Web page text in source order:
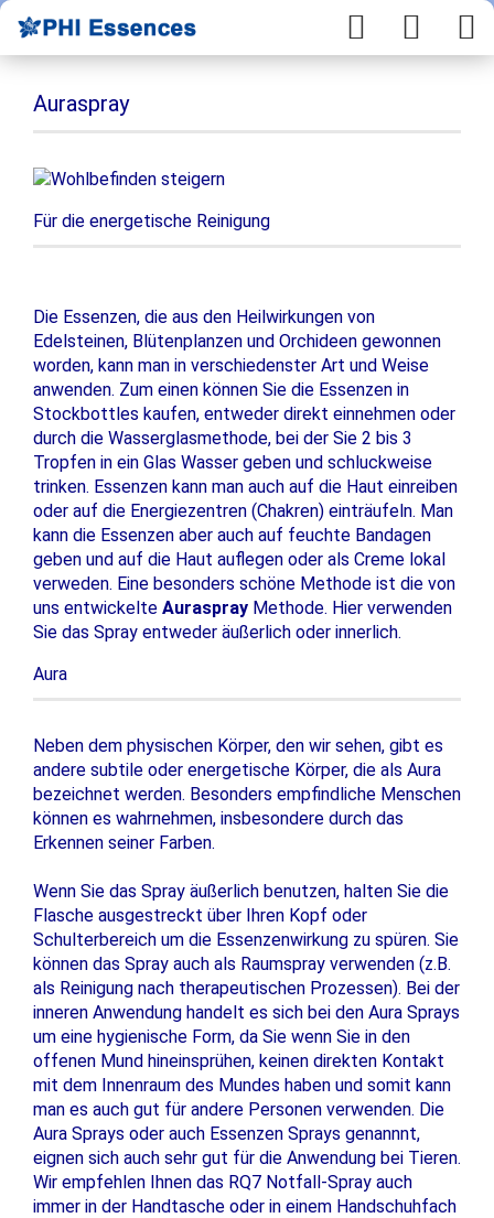
Auraspray
Für die energetische Reinigung
Die Essenzen, die aus den Heilwirkungen von
Edelsteinen, Blütenplanzen und Orchideen gewonnen
worden, kann man in verschiedenster Art und Weise
anwenden. Zum einen können Sie die Essenzen in
Stockbottles kaufen, entweder direkt einnehmen oder
durch die Wasserglasmethode, bei der Sie 2 bis 3
Tropfen in ein Glas Wasser geben und schluckweise
trinken. Essenzen kann man auch auf die Haut einreiben
oder auf die Energiezentren (Chakren) einträufeln. Man
kann die Essenzen aber auch auf feuchte Bandagen
geben und auf die Haut auflegen oder als Creme lokal
verweden. Eine besonders schöne Methode ist die von
uns entwickelte Auraspray Methode. Hier verwenden
Sie das Spray entweder äußerlich oder innerlich.
Aura
Neben dem physischen Körper, den wir sehen, gibt es
andere subtile oder energetische Körper, die als Aura
bezeichnet werden. Besonders empfindliche Menschen
können es wahrnehmen, insbesondere durch das
Erkennen seiner Farben.
Wenn Sie das Spray äußerlich benutzen, halten Sie die
Flasche ausgestreckt über Ihren Kopf oder
Schulterbereich um die Essenzenwirkung zu spüren. Sie
können das Spray auch als Raumspray verwenden (z.B.
als Reinigung nach therapeutischen Prozessen). Bei der
inneren Anwendung handelt es sich bei den Aura Sprays
um eine hygienische Form, da Sie wenn Sie in den
offenen Mund hineinsprühen, keinen direkten Kontakt
mit dem Innenraum des Mundes haben und somit kann
man es auch gut für andere Personen verwenden. Die
Aura Sprays oder auch Essenzen Sprays genannnt,
eignen sich auch sehr gut für die Anwendung bei Tieren.
Wir empfehlen Ihnen das RQ7 Notfall-Spray auch
immer in der Handtasche oder in einem Handschuhfach